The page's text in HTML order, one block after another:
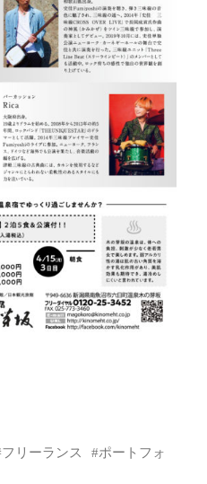
フリーランス
ポートフォ